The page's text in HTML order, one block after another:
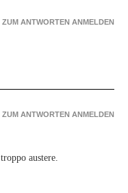
ZUM ANTWORTEN ANMELDEN
austere.
ZUM ANTWORTEN ANMELDEN